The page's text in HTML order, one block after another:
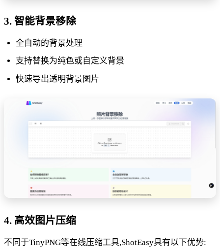
3. 智能背景移除
全自动的背景处理
支持替换为纯色或自定义背景
快速导出透明背景图片
4. 高效图片压缩
不同于TinyPNG等在线压缩工具,ShotEasy具有以下优势: